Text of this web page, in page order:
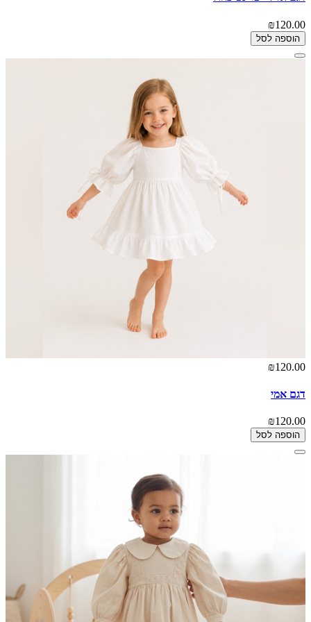
₪120.00
הוספה לסל
₪120.00
דגם אמי
₪120.00
הוספה לסל